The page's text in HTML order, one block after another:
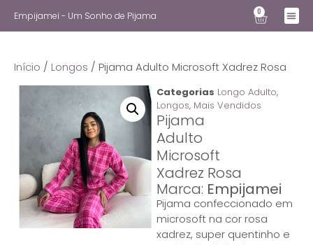
Empijamei - Um Sonho de Pijama 0
Início / Longos / Pijama Adulto Microsoft Xadrez Rosa
Categorias Longo Adulto,
Longos, Mais Vendidos
Pijama
Adulto
Microsoft
Xadrez Rosa
Marca: Empijamei
Pijama confeccionado em
microsoft na cor rosa
xadrez, super quentinho e